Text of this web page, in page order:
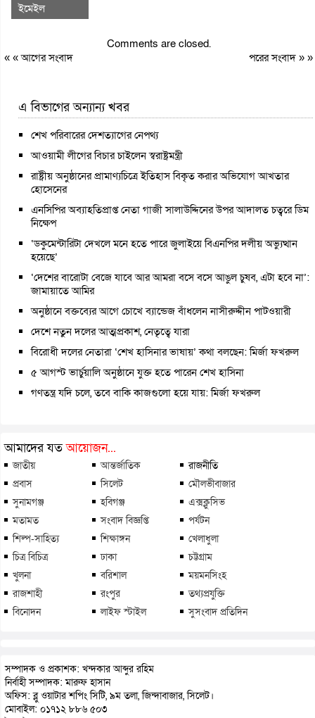
ইমেইল
Comments are closed.
« «আগের সংবাদ পরের সংবাদ» »
এ বিভাগের অন্যান্য খবর
শেখ পরিবারের দেশত্যাগের নেপথ্য
আওয়ামী লীগের বিচার চাইলেন স্বরাষ্ট্রমন্ত্রী
রাষ্ট্রীয় অনুষ্ঠানের প্রামাণ্যচিত্রে ইতিহাস বিকৃত করার অভিযোগ আখতার
হোসেনের
এনসিপির অব্যাহতিপ্রাপ্ত নেতা গাজী সালাউদ্দিনের উপর আদালত চত্বরে ডিম
নিক্ষেপ
‘ডকুমেন্টারিটা দেখলে মনে হতে পারে জুলাইয়ে বিএনপির দলীয় অভ্যুত্থান
হয়েছে’
‘দেশের বারোটা বেজে যাবে আর আমরা বসে বসে আঙুল চুষব, এটা হবে না’:
জামায়াতে আমির
অনুষ্ঠানে বক্তব্যের আগে চোখে ব্যান্ডেজ বাঁধলেন নাসীরুদ্দীন পাটওয়ারী
দেশে নতুন দলের আত্মপ্রকাশ, নেতৃত্বে যারা
বিরোধী দলের নেতারা ‘শেখ হাসিনার ভাষায়’ কথা বলছেন: মির্জা ফখরুল
৫ আগস্ট ভার্চুয়ালি অনুষ্ঠানে যুক্ত হতে পারেন শেখ হাসিনা
গণতন্ত্র যদি চলে, তবে বাকি কাজগুলো হয়ে যায়: মির্জা ফখরুল
আমাদের যতআয়োজন...
জাতীয় আন্তর্জাতিক
রাজনীতি
প্রবাস
সিলেট
মৌলভীবাজার
সুনামগঞ্জ
হবিগঞ্জ
এক্সক্লুসিভ
মতামত
সংবাদ বিজ্ঞপ্তি
পর্যটন
শিল্প-সাহিত্য
শিক্ষাঙ্গন
খেলাধুলা
চিত্র বিচিত্র
ঢাকা
চট্টগ্রাম
খুলনা
বরিশাল
ময়মনসিংহ
রাজশাহী
রংপুর
তথ্যপ্রযুক্তি
বিনোদন
লাইফ স্টাইল সুসংবাদ প্রতিদিন
সম্পাদক ও প্রকাশক: খন্দকার আব্দুর রহিম
নির্বাহী সম্পাদক: মারুফ হাসান
অফিস: ব্লু ওয়াটার শপিং সিটি, ৯ম তলা, জিন্দাবাজার, সিলেট।
মোবাইল: ০১৭১২ ৮৮৬ ৫০৩